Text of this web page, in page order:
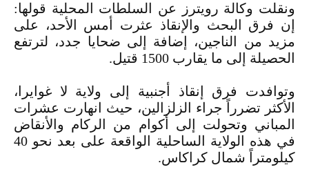
ونقلت وكالة رويترز عن السلطات المحلية قولها:
إن فرق البحث والإنقاذ عثرت أمس الأحد، على
مزيد من الناجين، إضافة ‏إلى ضحايا جدد، لترتفع
الحصيلة إلى ما يقارب 1500 قتيل.‏
وتوافدت فرق إنقاذ أجنبية إلى ولاية لا غوايرا،
الأكثر تضرراً جراء الزلزالين، حيث انهارت عشرات
المباني وتحولت إلى ‏أكوام من الركام والأنقاض
في هذه الولاية الساحلية الواقعة على بعد نحو 40
كيلومتراً شمال كراكاس.‏